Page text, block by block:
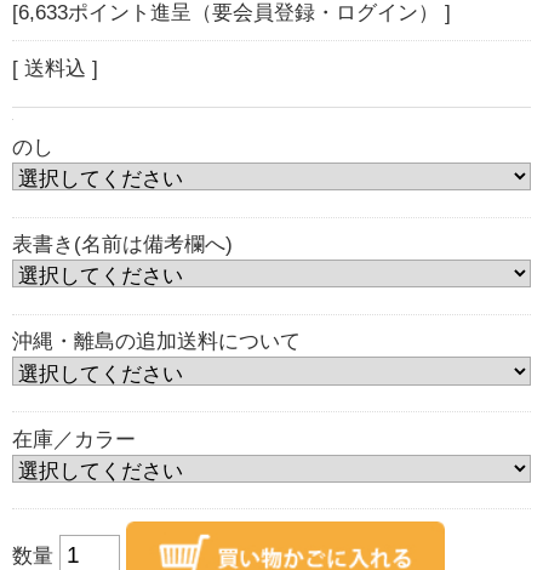
[6,633ポイント進呈（要会員登録・ログイン） ]
[ 送料込 ]
のし
表書き(名前は備考欄へ)
沖縄・離島の追加送料について
在庫／カラー
数量